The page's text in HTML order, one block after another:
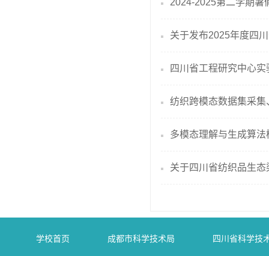
2024-2025第二学期暑
关于发布2025年度四
四川省工程研究中心
纺织跨模态数据集采
多模态理解与生成算
关于四川省纺织品生
学校首页 成都市科学技术局 四川省科学技